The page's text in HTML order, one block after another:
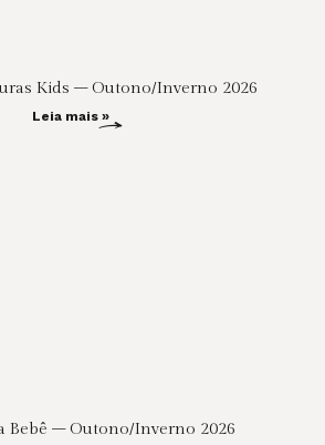
Kids – Outono/Inverno 2026
Leia mais »
Bebê – Outono/Inverno 2026